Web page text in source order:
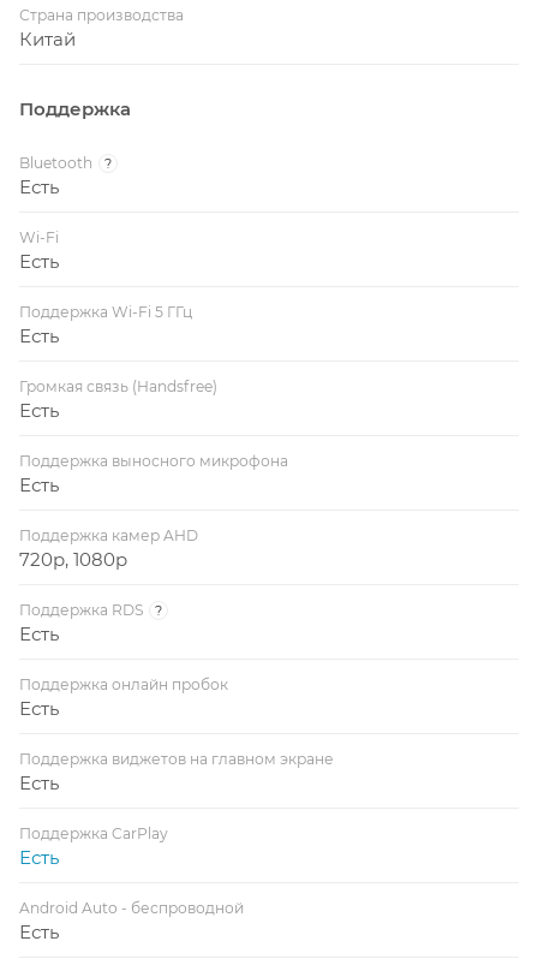
Страна производства
Китай
Поддержка
Bluetooth ?
Есть
Wi-Fi
Есть
Поддержка Wi-Fi 5 ГГц
Есть
Громкая связь (Handsfree)
Есть
Поддержка выносного микрофона
Есть
Поддержка камер AHD
720p, 1080p
Поддержка RDS ?
Есть
Поддержка онлайн пробок
Есть
Поддержка виджетов на главном экране
Есть
Поддержка CarPlay
Есть
Android Auto - беспроводной
Есть